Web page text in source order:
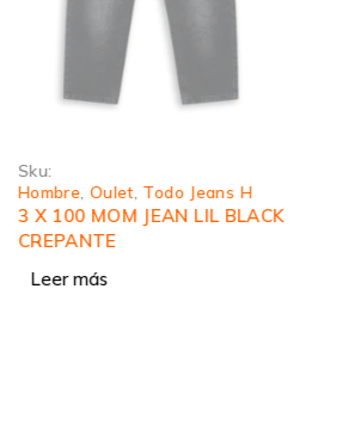
Sku:
Hombre Oulet, Todo Jeans H
3 X 100 MOM JEAN LIL BLACK
CREPANTE
Leer más